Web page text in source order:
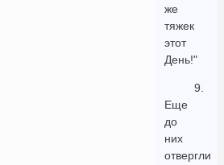
же
тяжек
этот
День!"
9.
Еще
до
них
отвергли